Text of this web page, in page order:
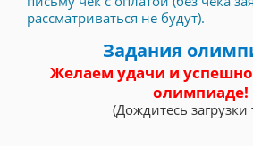
рассматриваться не будут).
Задания
Желаем удачи и
олимпиаде!
(Дождитесь загрузки